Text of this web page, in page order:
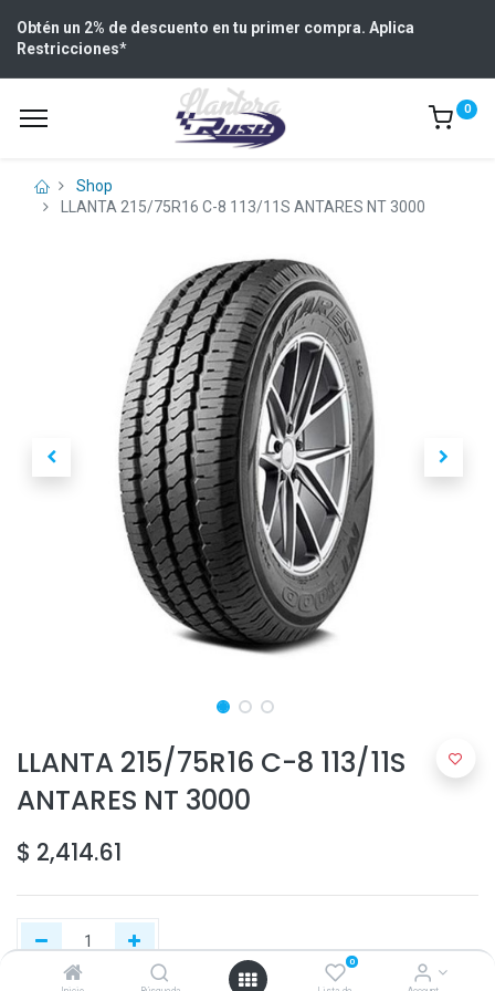
0
Obtén un 2% de descuento en tu primer compra. Aplica
Restricciones*
0
Shop
LLANTA 215/75R16 C-8 113/11S ANTARES NT 3000
LLANTA 215/75R16 C-8 113/11S
ANTARES NT 3000
$ 2,414.61